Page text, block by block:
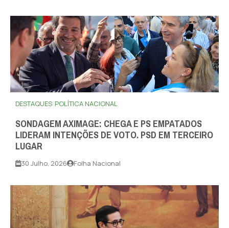
DESTAQUES POLÍTICA NACIONAL
SONDAGEM AXIMAGE: CHEGA E PS EMPATADOS
LIDERAM INTENÇÕES DE VOTO. PSD EM TERCEIRO
LUGAR
30 Julho, 2026 Folha Nacional